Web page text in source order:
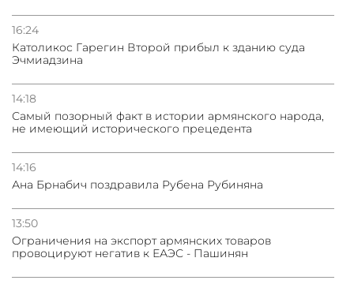
16:24
Католикос Гарегин Второй прибыл к зданию суда
Эчмиадзина
14:18
Самый позорный факт в истории армянского народа,
не имеющий исторического прецедента
14:16
Ана Брнабич поздравила Рубена Рубиняна
13:50
Oграничения на экспорт армянских товаров
провоцируют негатив к ЕАЭС - Пашинян